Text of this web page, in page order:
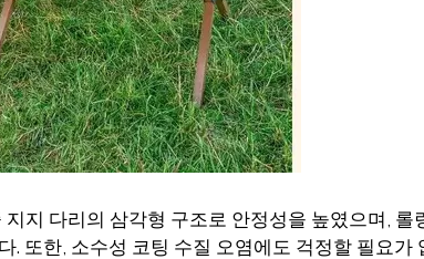
지 다리의 삼각형 구조로 안정성을 높였으며, 롤
. 또한, 소수성 코팅 수질 오염에도 걱정할 필요가